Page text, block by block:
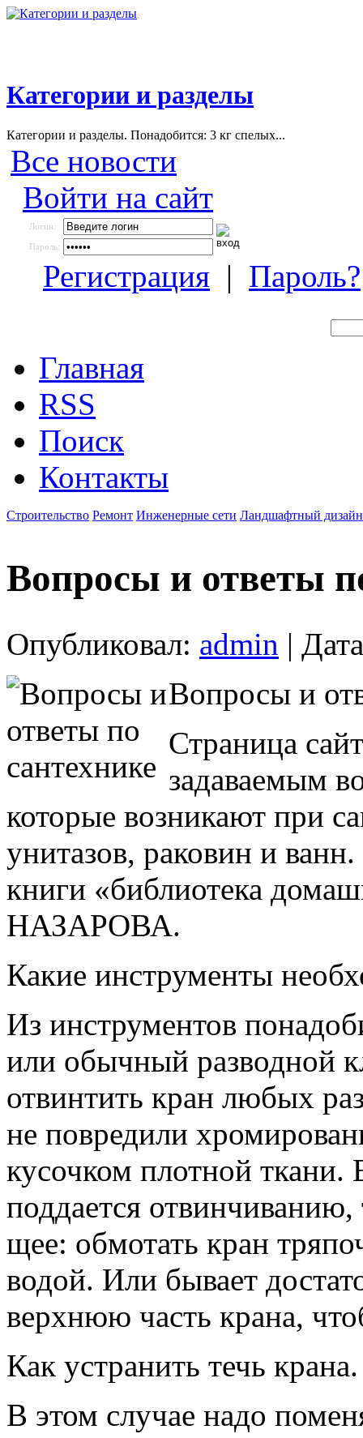
Категории и разделы
Категории и разделы. Понадобится: 3 кг спелых...
Все новости
Войти на сайт
Логин:
Пароль:
Регистрация | Пароль?
Главная
RSS
Поиск
Контакты
Строительство Ремонт Инженерные сети Ландшафтный дизайн
Вопросы и ответы
Опубликовал: admin |
Вопросы и
Страница
задаваемым
которые возникают при
унитазов, раковин и
книги «библиотека
НАЗАРОВА.
Какие инструменты
Из инструментов
или обычный разводной
отвинтить кран любых
не повредили
кусочком плотной ткани.
поддается
щее: обмотать кран
водой. Или бывает
верхнюю часть крана,
Как устранить течь крана.
В этом случае надо